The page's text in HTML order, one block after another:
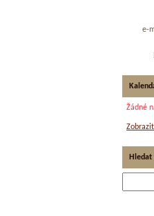
e-
Žádné
Hledat